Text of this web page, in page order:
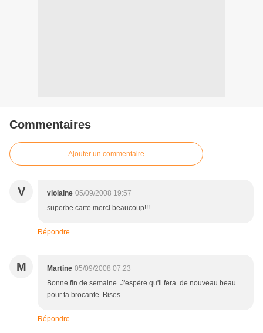
Commentaires
Ajouter un commentaire
V violaine 05/09/2008 19:57
superbe carte merci beaucoup!!!
Répondre
M Martine 05/09/2008 07:23
Bonne fin de semaine. J'espère qu'il fera de nouveau beau
pour ta brocante. Bises
Répondre